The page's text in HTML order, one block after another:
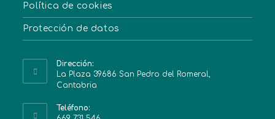
Política de cookies
Protección de datos
Dirección:
La Plaza 39686 San Pedro del Romeral,
Cantabria
Teléfono: